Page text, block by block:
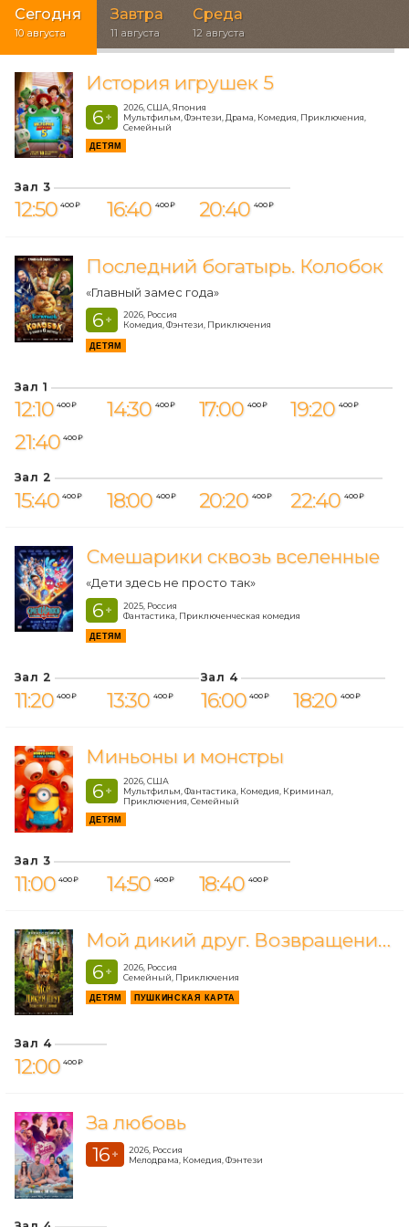
Сегодня
10 августа
Завтра
11 августа
Среда
12 августа
История игрушек 5
6 +
2026, США, Япония
Мультфильм, Фэнтези, Драма, Комедия, Приключения,
Семейный
ДЕТЯМ
Зал 3
12:50 400 ₽ 16:40 400 ₽ 20:40 400 ₽
Последний богатырь. Колобок
«Главный замес года»
6 +
2026, Россия
Комедия, Фэнтези, Приключения
ДЕТЯМ
Зал 1
12:10 400 ₽ 14:30 400 ₽ 17:00 400 ₽ 19:20 400 ₽
21:40 400 ₽
Зал 2
15:40 400 ₽ 18:00 400 ₽ 20:20 400 ₽ 22:40 400 ₽
Смешарики сквозь вселенные
«Дети здесь не просто так»
6 +
2025, Россия
Фантастика, Приключенческая комедия
ДЕТЯМ
Зал 2
11:20 400 ₽ 13:30 400 ₽
Зал 4
16:00 400 ₽ 18:20 400 ₽
Миньоны и монстры
6 +
2026, США
Мультфильм, Фантастика, Комедия, Криминал,
Приключения, Семейный
ДЕТЯМ
Зал 3
11:00 400 ₽ 14:50 400 ₽ 18:40 400 ₽
Мой дикий друг. Возвращение домой
6 +
2026, Россия
Семейный, Приключения
ДЕТЯМ ПУШКИНСКАЯ КАРТА
Зал 4
12:00 400 ₽
За любовь
16 +
2026, Россия
Мелодрама, Комедия, Фэнтези